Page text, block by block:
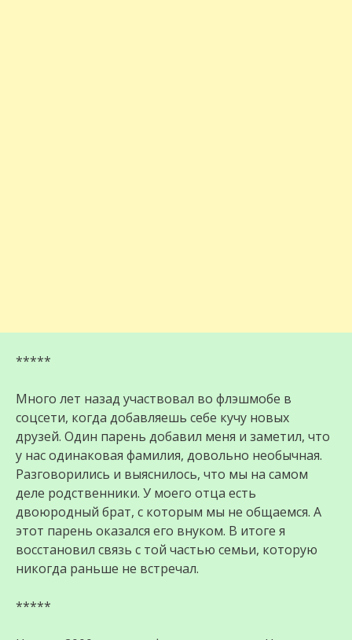
*****
Много лет назад участвовал во флэшмобе в
соцсети, когда добавляешь себе кучу новых
друзей. Один парень добавил меня и заметил, что
у нас одинаковая фамилия, довольно необычная.
Разговорились и выяснилось, что мы на самом
деле родственники. У моего отца есть
двоюродный брат, с которым мы не общаемся. А
этот парень оказался его внуком. В итоге я
восстановил связь с той частью семьи, которую
никогда раньше не встречал.
*****